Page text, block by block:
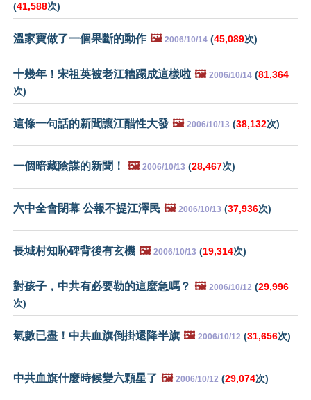
(41,588次)
溫家寶做了一個果斷的動作 🖼️ 2006/10/14 (45,089次)
十幾年！宋祖英被老江糟蹋成這樣啦 🖼️ 2006/10/14 (81,364
次)
這條一句話的新聞讓江醋性大發 🖼️ 2006/10/13 (38,132次)
一個暗藏陰謀的新聞！ 🖼️ 2006/10/13 (28,467次)
六中全會閉幕 公報不提江澤民 🖼️ 2006/10/13 (37,936次)
長城村知恥碑背後有玄機 🖼️ 2006/10/13 (19,314次)
對孩子，中共有必要勒的這麼急嗎？ 🖼️ 2006/10/12 (29,996
次)
氣數已盡！中共血旗倒掛還降半旗 🖼️ 2006/10/12 (31,656次)
中共血旗什麼時候變六顆星了 🖼️ 2006/10/12 (29,074次)